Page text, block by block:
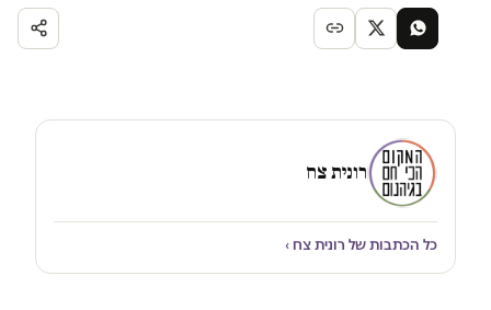
רונית צח
כל הכתבות של רונית צח ›